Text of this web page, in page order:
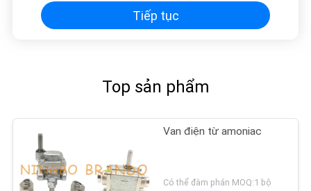
Tiếp tục
Top sản phẩm
Van điện từ amoniac
Có thể đàm phán MOQ:1 bộ